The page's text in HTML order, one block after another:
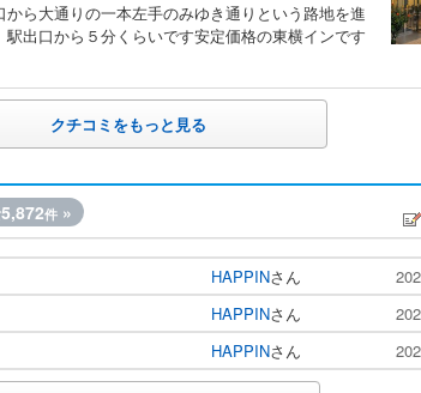
ら大通りの一本左手のみゆき通りという路地を進
出口から５分くらいです安定価格の東横インです
クチコミをもっと見る
件 »
HAPPINさん
HAPPINさん
HAPPINさん